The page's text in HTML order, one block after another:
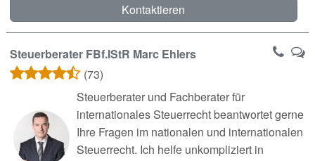
Kontaktieren
Steuerberater FBf.IStR Marc Ehlers
(73)
Steuerberater und Fachberater für
internationales Steuerrecht beantwortet gerne
Ihre Fragen im nationalen und internationalen
Steuerrecht. Ich helfe unkompliziert in